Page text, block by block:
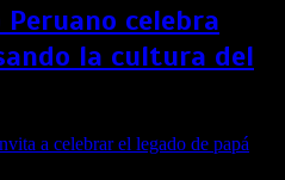
Peruano celebra
la cultura del